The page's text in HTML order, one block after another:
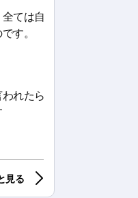
ては自
す。
れたら
見る